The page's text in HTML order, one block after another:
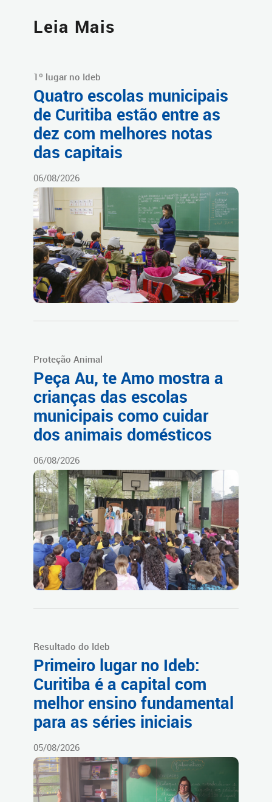
Leia Mais
1º lugar no Ideb
Quatro escolas municipais
de Curitiba estão entre as
dez com melhores notas
das capitais
06/08/2026
Proteção Animal
Peça Au, te Amo mostra a
crianças das escolas
municipais como cuidar
dos animais domésticos
06/08/2026
Resultado do Ideb
Primeiro lugar no Ideb:
Curitiba é a capital com
melhor ensino fundamental
para as séries iniciais
05/08/2026